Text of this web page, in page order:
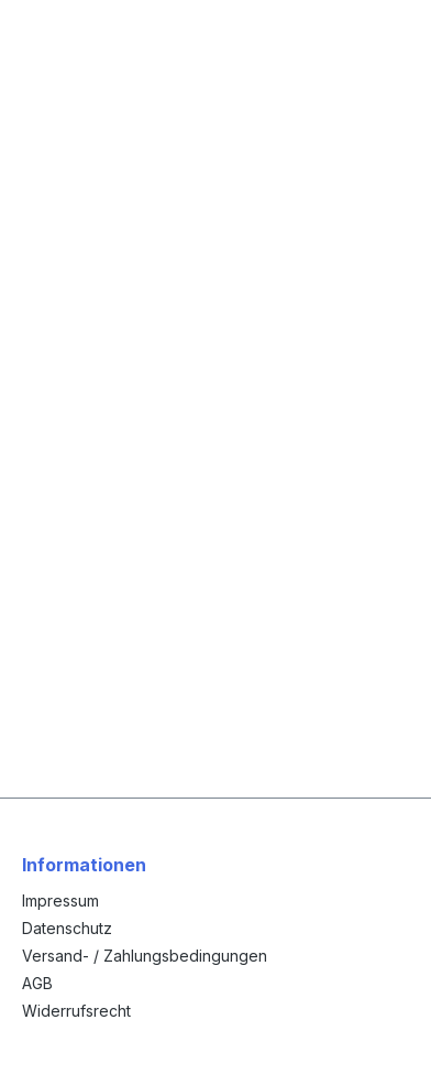
Informationen
Impressum
Datenschutz
Versand- / Zahlungsbedingungen
AGB
Widerrufsrecht